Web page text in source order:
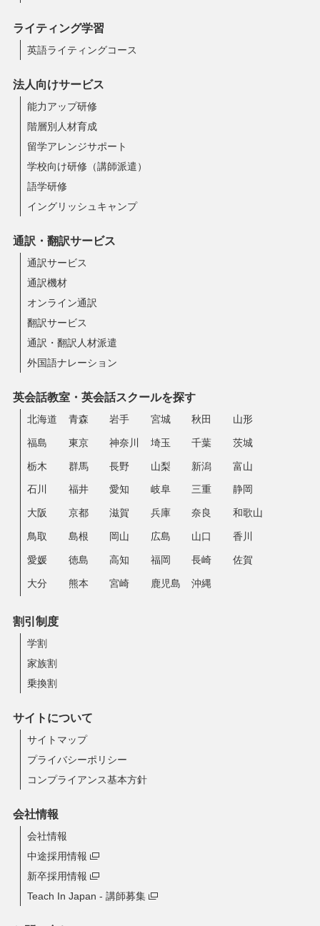
ライティング学習
英語ライティングコース
法人向けサービス
能力アップ研修
階層別人材育成
留学アレンジサポート
学校向け研修（講師派遣）
語学研修
イングリッシュキャンプ
通訳・翻訳サービス
通訳サービス
通訳機材
オンライン通訳
翻訳サービス
通訳・翻訳人材派遣
外国語ナレーション
英会話教室・英会話スクールを探す
北海道 青森 岩手 宮城 秋田 山形
福島 東京 神奈川 埼玉 千葉 茨城
栃木 群馬 長野 山梨 新潟 富山
石川 福井 愛知 岐阜 三重 静岡
大阪 京都 滋賀 兵庫 奈良 和歌山
鳥取 島根 岡山 広島 山口 香川
愛媛 徳島 高知 福岡 長崎 佐賀
大分 熊本 宮崎 鹿児島 沖縄
割引制度
学割
家族割
乗換割
サイトについて
サイトマップ
プライバシーポリシー
コンプライアンス基本方針
会社情報
会社情報
中途採用情報
新卒採用情報
Teach In Japan - 講師募集